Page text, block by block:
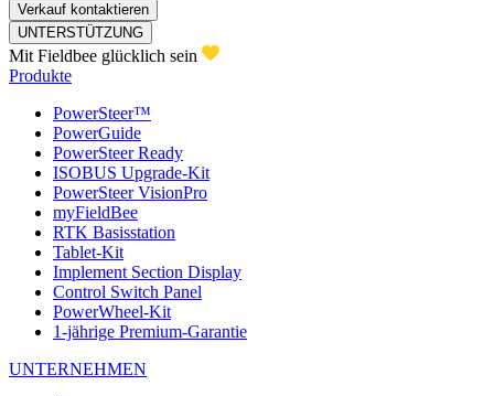
Verkauf kontaktieren
UNTERSTÜTZUNG
Mit Fieldbee glücklich sein
Produkte
PowerSteer™
PowerGuide
PowerSteer Ready
ISOBUS Upgrade-Kit
PowerSteer VisionPro
myFieldBee
RTK Basisstation
Tablet-Kit
Implement Section Display
Control Switch Panel
PowerWheel-Kit
1-jährige Premium-Garantie
UNTERNEHMEN